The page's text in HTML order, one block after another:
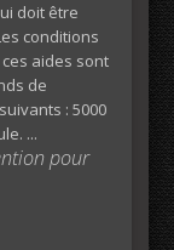
doit être
conditions
aides sont
de
: 5000
...
pour